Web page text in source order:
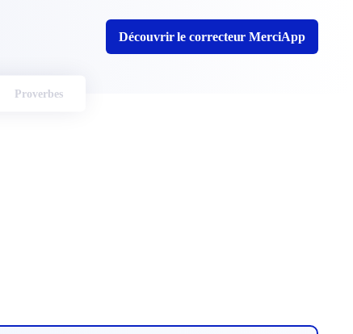
Découvrir le correcteur MerciApp
Proverbes